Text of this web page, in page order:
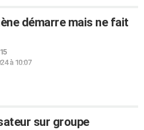
démarre mais ne fait
à 10:07
sur groupe